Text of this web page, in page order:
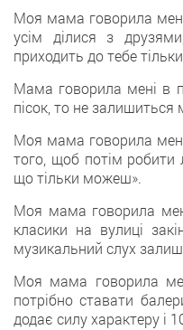
Моя мама говорила
усім ділися з
приходить до тебе
Мама говорила мені в
пісок, то не залишиться
Моя мама говорила
того, щоб потім
що тільки можеш».
Моя мама говорила
класики на вулиці
музикальний слух
Моя мама говорила
потрібно ставати
додає силу характеру і